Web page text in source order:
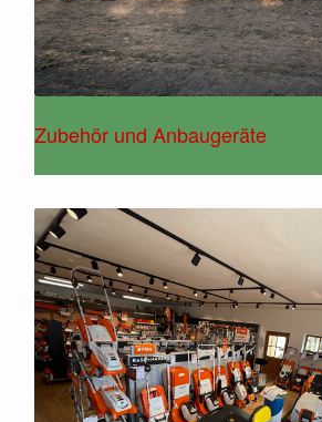
Zubehör und Anbaugeräte